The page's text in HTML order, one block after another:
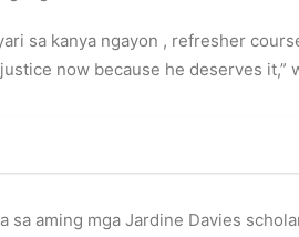
sa kanya ngayon , refresher
now because he deserves it,”
sa aming mga Jardine Davies